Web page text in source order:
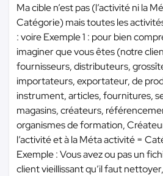
Ma cible n’est pas (l’activité ni la
Catégorie) mais toutes les
: voire Exemple 1 : pour bien
imaginer que vous êtes (notre
fournisseurs, distributeurs,
importateurs, exportateur, de
instrument, articles, fournitures,
magasins, créateurs,
organismes de formation,
l’activité et à la Méta activité =
Exemple : Vous avez ou pas un
client vieillissant qu’il faut